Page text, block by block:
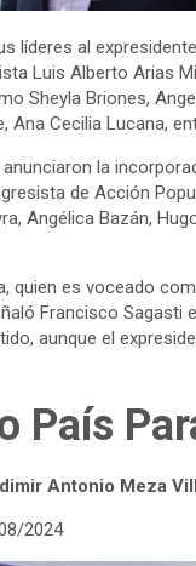
líderes al
Luis Alberto Arias
Sheyla Briones,
Ana Cecilia Lucana,
la
de Acción
Angélica Bazán,
quien es voceado
Francisco Sagasti
aunque el
País
Antonio Meza
2024